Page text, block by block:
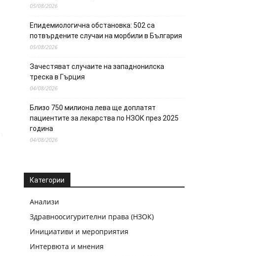
05/08/2026
Епидемиологична обстановка: 502 са
потвърдените случаи на морбили в България
05/08/2026
Зачестяват случаите на западнонилска
треска в Гърция
04/08/2026
Близо 750 милиона лева ще доплатят
пациентите за лекарства по НЗОК през 2025
година
04/08/2026
Категории
Анализи
Здравноосигурителни права (НЗОК)
Инициативи и мероприятия
Интервюта и мнения